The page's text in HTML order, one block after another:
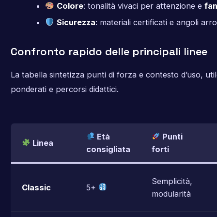
Colore: tonalità vivaci per attenzione e
Sicurezza: materiali certificati e angoli
Confronto rapido delle principali linee
La tabella sintetizza punti di forza e contesto d’uso,
ponderati e percorsi didattici.
Linea
Età
consigliata
Punti
forti
Classic 5+
Semplicità,
modularità